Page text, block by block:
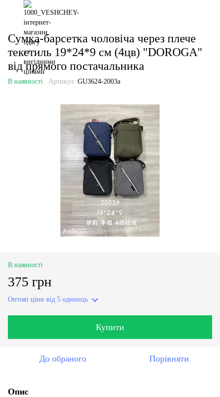
Сумка-барсетка чоловіча через плече
текстиль 19*24*9 см (4цв) "DOROGA"
від прямого постачальника
В наявності Артикул: GU3624-2003a
В наявності
375 грн
Оптові ціни від 5 одиниць
Купити
До обраного Порівняти
Опис